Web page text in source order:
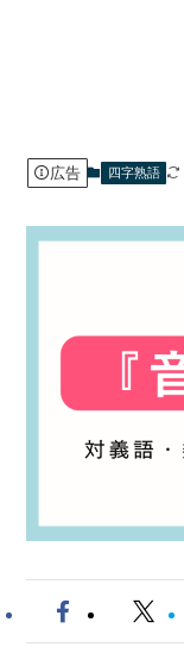
広告 四字熟語